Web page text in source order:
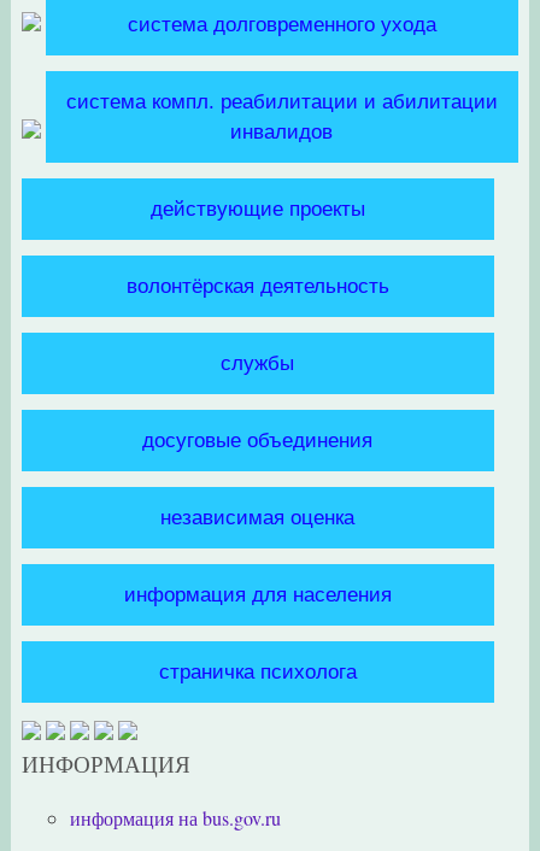
система долговременного ухода
система компл. реабилитации и абилитации
инвалидов
действующие проекты
волонтёрская деятельность
службы
досуговые объединения
независимая оценка
информация для населения
страничка психолога
ИНФОРМАЦИЯ
информация на bus.gov.ru